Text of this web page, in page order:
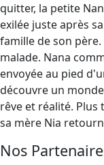
quitter, la petite
exilée juste après
famille de son
malade. Nana
envoyée au pied
découvre un
rêve et réalité. Plus
sa mère Nia
Nos